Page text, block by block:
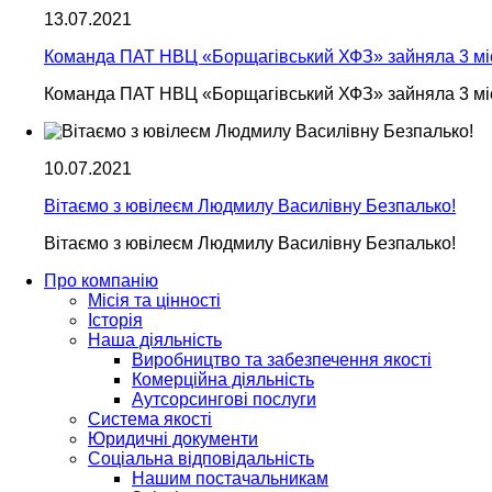
13.07.2021
Команда ПАТ НВЦ «Борщагівський ХФЗ» зайняла 3
Команда ПАТ НВЦ «Борщагівський ХФЗ» зайняла 3
10.07.2021
Вітаємо з ювілеєм Людмилу Василівну Безпалько!
Вітаємо з ювілеєм Людмилу Василівну Безпалько!
Про компанію
Місія та цінності
Історія
Наша діяльність
Виробництво та забезпечення якості
Комерційна діяльність
Аутсорсингові послуги
Система якості
Юридичні документи
Соціальна відповідальність
Нашим постачальникам